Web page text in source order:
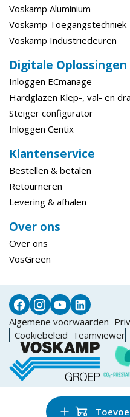
Voskamp Aluminium
Voskamp Toegangstechniek
Voskamp Industriedeuren
Digitale Oplossingen
Inloggen ECmanage
Hardglazen Klep-, val- en
Steiger configurator
Inloggen Centix
Klantenservice
Bestellen & betalen
Retourneren
Levering & afhalen
Over ons
Over ons
VosGreen
Algemene voorwaarden
Cookiebeleid Teamviewer